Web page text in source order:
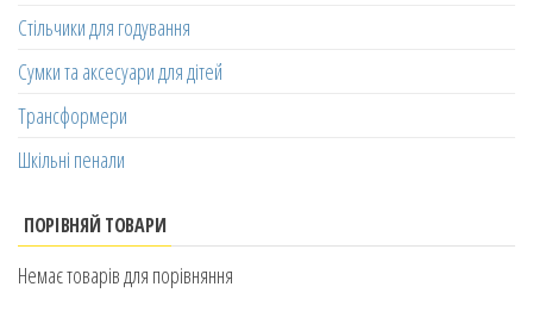
Стільчики для годування
Сумки та аксесуари для дітей
Трансформери
Шкільні пенали
ПОРІВНЯЙ ТОВАРИ
Немає товарів для порівняння